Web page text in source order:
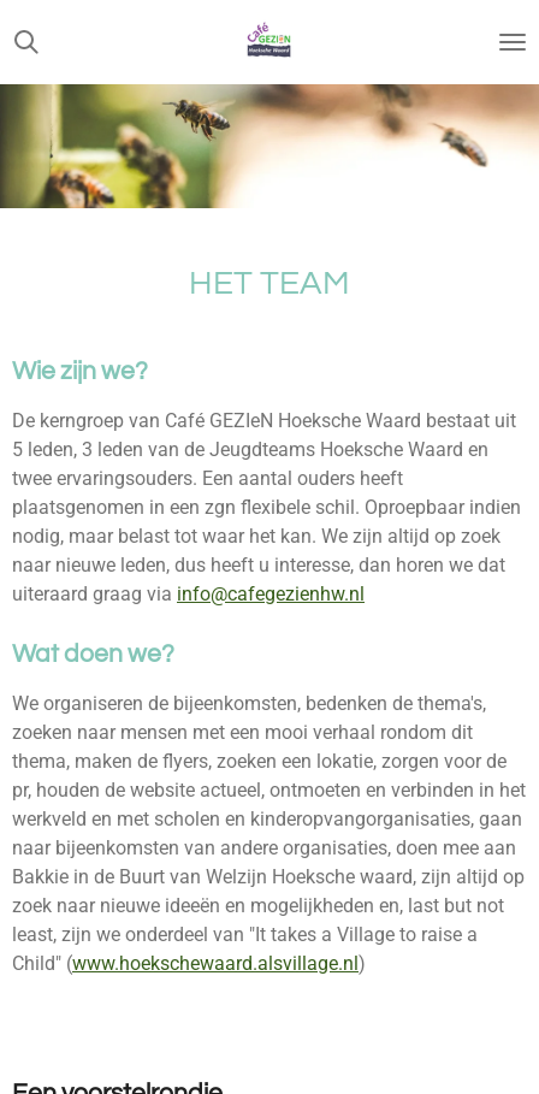
Ga
direct
naar
hoofdinhoud
HET TEAM
Wie zijn we?
De kerngroep van Café GEZIeN Hoeksche Waard bestaat uit
5 leden, 3 leden van de Jeugdteams Hoeksche Waard en
twee ervaringsouders. Een aantal ouders heeft
plaatsgenomen in een zgn flexibele schil. Oproepbaar indien
nodig, maar belast tot waar het kan. We zijn altijd op zoek
naar nieuwe leden, dus heeft u interesse, dan horen we dat
uiteraard graag via info@cafegezienhw.nl
Wat doen we?
We organiseren de bijeenkomsten, bedenken de thema's,
zoeken naar mensen met een mooi verhaal rondom dit
thema, maken de flyers, zoeken een lokatie, zorgen voor de
pr, houden de website actueel, ontmoeten en verbinden in het
werkveld en met scholen en kinderopvangorganisaties, gaan
naar bijeenkomsten van andere organisaties, doen mee aan
Bakkie in de Buurt van Welzijn Hoeksche waard, zijn altijd op
zoek naar nieuwe ideeën en mogelijkheden en, last but not
least, zijn we onderdeel van "It takes a Village to raise a
Child" (www.hoekschewaard.alsvillage.nl )